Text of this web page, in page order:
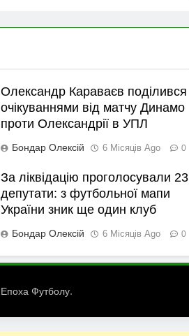
Олександр Караваєв поділився
очікуваннями від матчу Динамо
проти Олександрії в УПЛ
Бондар Олексій 6 Місяців Ago 0
За ліквідацію проголосували 23
депутати: з футбольної мапи
України зник ще один клуб
Бондар Олексій 6 Місяців Ago 0
Епоха Футболу.